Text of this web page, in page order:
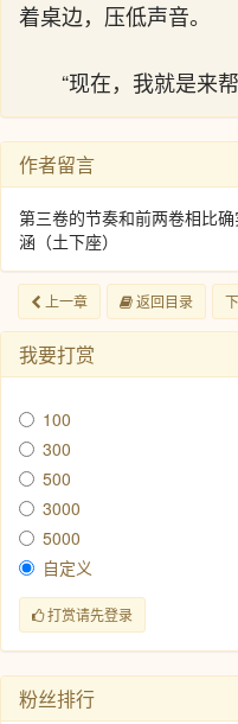
着桌边，压低声音。
“现在，我就是来
作者留言
第三卷的节奏和前两卷相比
涵（土下座）
上一章 返回目录
我要打赏
100
300
500
3000
5000
自定义
打赏请先登录
粉丝排行